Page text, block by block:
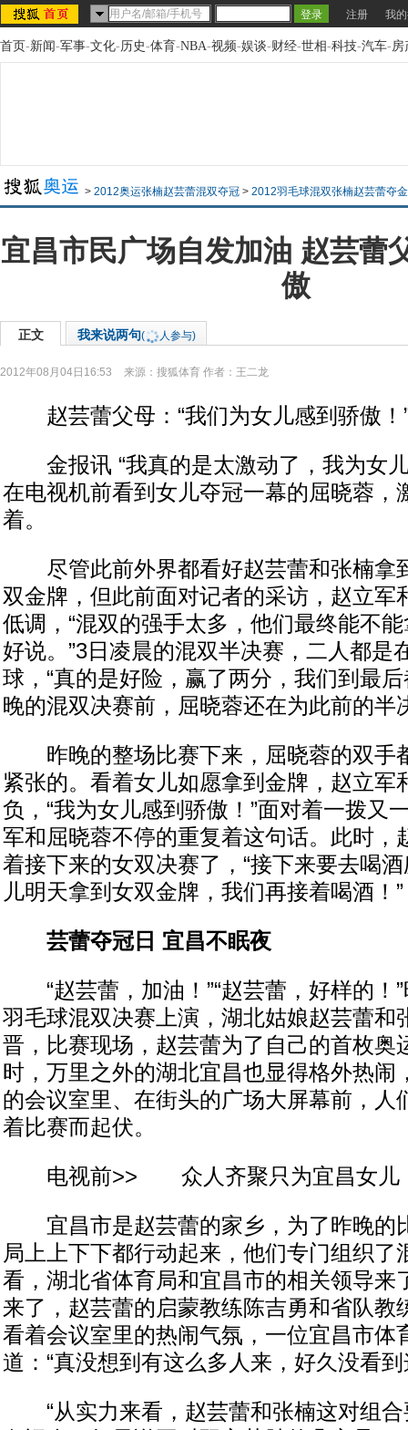
注册 我
首页-新闻-军事-文化-历史-体育-NBA-视频-娱谈-财经-世相-科技-汽车-房
> 2012奥运张楠赵芸蕾混双夺冠 > 2012羽毛球混双张楠赵芸蕾夺
宜昌市民广场自发加油 赵芸蕾
傲
正文 我来说两句( 人参与)
2012年08月04日16:53 来源： 搜狐体育 作者：王二龙
赵芸蕾父母：“我们为女儿感到骄傲！
金报讯 “我真的是太激动了，我为女儿
在电视机前看到女儿夺冠一幕的屈晓蓉，
着。
尽管此前外界都看好赵芸蕾和张楠拿
双金牌，但此前面对记者的采访，赵立军
低调，“混双的强手太多，他们最终能不
好说。”3日凌晨的混双半决赛，二人都是
球，“真的是好险，赢了两分，我们到最
晚的混双决赛前，屈晓蓉还在为此前的半
昨晚的整场比赛下来，屈晓蓉的双手
紧张的。看着女儿如愿拿到金牌，赵立军
负，“我为女儿感到骄傲！”面对着一拨又
军和屈晓蓉不停的重复着这句话。此时，
着接下来的女双决赛了，“接下来要去喝
儿明天拿到女双金牌，我们再接着喝酒！”
芸蕾夺冠日 宜昌不眠夜
“赵芸蕾，加油！”“赵芸蕾，好样的！”
羽毛球混双决赛上演，湖北姑娘赵芸蕾和
晋，比赛现场，赵芸蕾为了自己的首枚奥
时，万里之外的湖北宜昌也显得格外热闹
的会议室里、在街头的广场大屏幕前，人
着比赛而起伏。
电视前>> 众人齐聚只为宜昌女儿
宜昌市是赵芸蕾的家乡，为了昨晚的
局上上下下都行动起来，他们专门组织了
看，湖北省体育局和宜昌市的相关领导来
来了，赵芸蕾的启蒙教练陈吉勇和省队教
看着会议室里的热闹气氛，一位宜昌市体
道：“真没想到有这么多人来，好久没看
“从实力来看，赵芸蕾和张楠这对组合